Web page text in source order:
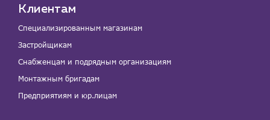
Клиентам
Специализированным магазинам
Застройщикам
Снабженцам и подрядным организациям
Монтажным бригадам
Предприятиям и юр.лицам